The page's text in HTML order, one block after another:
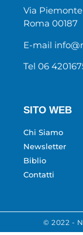
Via Piemonte
Roma 00187
E-mail
Tel 06
SITO WEB
Chi Siamo
Newsletter
Biblio
Contatti
© 2022 -